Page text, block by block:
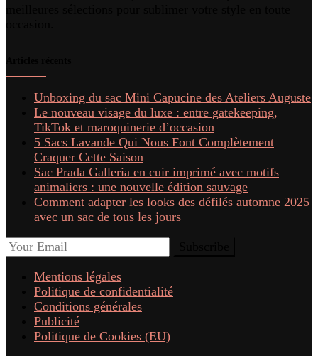
Unboxing du sac Mini Capucine des Ateliers Auguste
Le nouveau visage du luxe : entre gatekeeping,
TikTok et maroquinerie d’occasion
5 Sacs Lavande Qui Nous Font Complètement
Craquer Cette Saison
Sac Prada Galleria en cuir imprimé avec motifs
animaliers : une nouvelle édition sauvage
Comment adapter les looks des défilés automne 2025
avec un sac de tous les jours
Mentions légales
Politique de confidentialité
Conditions générales
Publicité
Politique de Cookies (EU)